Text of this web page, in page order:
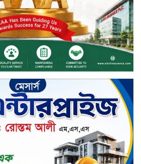
সড়ক নিরাপত্তায় বিশেষ অবদান রাখায়
নিসচা বিশেষ সম্মাননা পেলেন লায়ন গনি
মিয়া বাবুল
মার্কেন্টাইল ব্যাংকের নির্বাহী কমিটির
চেয়ারম্যান হলেন আনোয়ারুল হক
সপ্তাহের শেষ কার্যদিবসে লেনদেনের
তালিকায় শীর্ষে উঠে এসেছে শার্প
ইন্ডাস্ট্রিজ
সপ্তাহের শেষ কার্যদিবসে দরপতনের
শীর্ষে সেনা ইন্স্যুরেন্স